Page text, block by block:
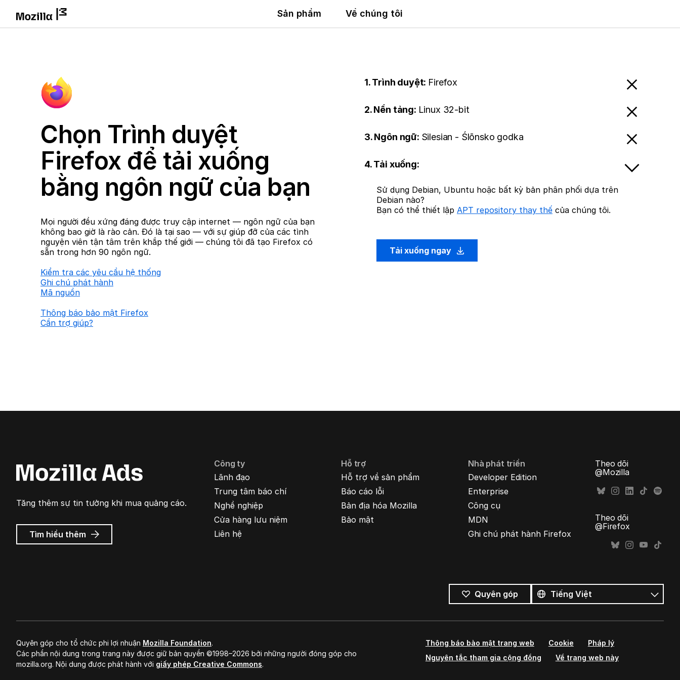
Sản phẩm Về chúng tôi
Chọn Trình duyệt
Firefox để tải xuống
bằng ngôn ngữ của bạn
Mọi người đều xứng đáng được truy cập internet — ngôn ngữ của bạn
không bao giờ là rào cản. Đó là tại sao — với sự giúp đỡ của các tình
nguyện viên tận tâm trên khắp thế giới — chúng tôi đã tạo Firefox có
sẵn trong hơn 90 ngôn ngữ.
Kiểm tra các yêu cầu hệ thống
Ghi chú phát hành
Mã nguồn
Thông báo bảo mật Firefox
Cần trợ giúp?
1. Trình duyệt: Firefox
2. Nền tảng: Linux 32-bit
3. Ngôn ngữ: Silesian - Ślōnsko godka
4. Tải xuống:
Sử dụng Debian, Ubuntu hoặc bất kỳ bản phân phối dựa trên
Debian nào?
Bạn có thể thiết lập APT repository thay thế của chúng tôi.
Tải xuống ngay
Tăng thêm sự tin tưởng khi mua quảng cáo.
Tìm hiểu thêm về
Quảng
Công ty
Lãnh đạo
Trung tâm báo chí
Nghề nghiệp
Cửa hàng lưu niệm
Liên hệ
Hỗ trợ
Hỗ trợ về sản phẩm
Báo cáo lỗi
Bản địa hóa Mozilla
Bảo mật
Nhà phát triển
Developer Edition
Enterprise
Công cụ
MDN
Ghi chú phát hành Firefox
Theo dõi
@Mozilla
Theo dõi
@Firefox
Quyên góp
cả
ngôn
ngữ
Ngôn
ngữ
Quyên góp cho tổ chức phi lợi nhuận Mozilla Foundation.
Các phần nội dung trong trang này được giữ bản quyền ©1998–2026 bởi những người đóng góp cho
mozilla.org. Nội dung được phát hành với giấy phép Creative Commons.
Thông báo bảo mật trang web Cookie
Pháp lý
Nguyên tắc tham gia cộng đồng
Về trang web này